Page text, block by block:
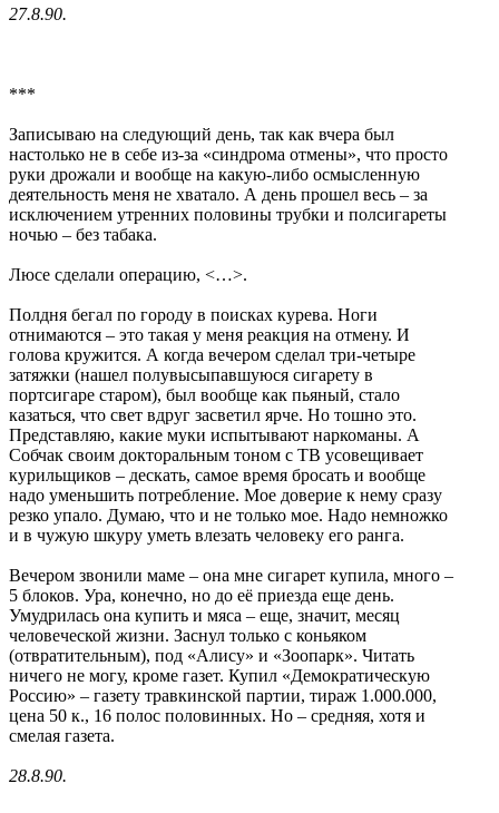
27.8.90.
***
Записываю на следующий день, так как вчера был
настолько не в себе из-за «синдрома отмены», что просто
руки дрожали и вообще на какую-либо осмысленную
деятельность меня не хватало. А день прошел весь – за
исключением утренних половины трубки и полсигареты
ночью – без табака.
Люсе сделали операцию, <…>.
Полдня бегал по городу в поисках курева. Ноги
отнимаются – это такая у меня реакция на отмену. И
голова кружится. А когда вечером сделал три-четыре
затяжки (нашел полувысыпавшуюся сигарету в
портсигаре старом), был вообще как пьяный, стало
казаться, что свет вдруг засветил ярче. Но тошно это.
Представляю, какие муки испытывают наркоманы. А
Собчак своим докторальным тоном с ТВ усовещивает
курильщиков – дескать, самое время бросать и вообще
надо уменьшить потребление. Мое доверие к нему сразу
резко упало. Думаю, что и не только мое. Надо немножко
и в чужую шкуру уметь влезать человеку его ранга.
Вечером звонили маме – она мне сигарет купила, много –
5 блоков. Ура, конечно, но до её приезда еще день.
Умудрилась она купить и мяса – еще, значит, месяц
человеческой жизни. Заснул только с коньяком
(отвратительным), под «Алису» и «Зоопарк». Читать
ничего не могу, кроме газет. Купил «Демократическую
Россию» – газету травкинской партии, тираж 1.000.000,
цена 50 к., 16 полос половинных. Но – средняя, хотя и
смелая газета.
28.8.90.